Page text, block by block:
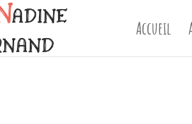
Accueil